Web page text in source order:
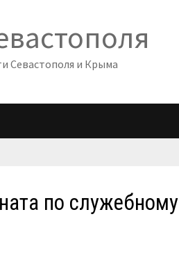
Севастополя и Крыма
по служебному